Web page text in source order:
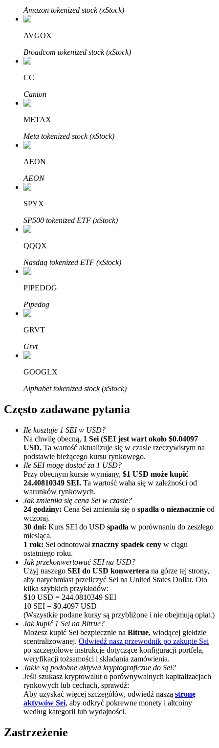
Naucz się stakingu
Dowiedz się, jak uzyskać dochód pasywny
Bitrue
AI
Bitruści Partnerzy
Afiliaci Bitrue
Polecaj
Zaproś przyjaciela, aby otrzymać nagrody pieniężne
BTC Welcome Rewards
BTC Welcome Rewards
Deposit & Trade BTC to Share 25000 USDT prize pool!
Deposit CASHCAT & Win
Amazon tokenized stock (xStock)
AVGOX
Broadcom tokenized stock (xStock)
CC
Canton
METAX
Meta tokenized stock (xStock)
AEON
AEON
SPYX
SP500 tokenized ETF (xStock)
QQQX
Nasdaq tokenized ETF (xStock)
PIPEDOG
Pipedog
GRVT
Grvt
GOOGLX
Alphabet tokenized stock (xStock)
Często zadawane pytania
Ile kosztuje 1 SEI w USD?
Na chwilę obecną, 1 Sei (SEI jest wart około $0.04097
USD. Ta wartość aktualizuje się w czasie rzeczywistym na
podstawie bieżącego kursu rynkowego.
Ile SEI mogę dostać za 1 USD?
Przy obecnym kursie wymiany, $1 USD może kupić
24.40810349 SEI. Ta wartość waha się w zależności od
warunków rynkowych.
Jak zmieniła się cena Sei w czasie?
24 godziny: Cena Sei zmieniła się o spadła o nieznacznie od
wczoraj.
30 dni: Kurs SEI do USD spadła w porównaniu do zeszłego
miesiąca.
1 rok: Sei odnotowałznaczny spadek ceny w ciągu
ostatniego roku.
Jak przekonwertować SEI na USD?
Użyj naszego SEI do USD konwertera na górze tej strony,
aby natychmiast przeliczyć Sei na United States Dollar. Oto
kilka szybkich przykładów:
$10 USD = 244.0810349 SEI
10 SEI = $0.4097 USD
(Wszystkie podane kursy są przybliżone i nie obejmują opłat.)
Jak kupić 1 Sei na Bitrue?
Możesz kupić Sei bezpiecznie na Bitrue, wiodącej giełdzie
scentralizowanej. Odwiedź nasz przewodnik po zakupie Sei
po szczegółowe instrukcje dotyczące konfiguracji portfela,
weryfikacji tożsamości i składania zamówienia.
Jakie są podobne aktywa kryptograficzne do Sei?
Jeśli szukasz kryptowalut o porównywalnych kapitalizacjach
rynkowych lub cechach, sprawdź:
Aby uzyskać więcej szczegółów, odwiedź naszą stronę
aktywów Sei, aby odkryć pokrewne monety i altcoiny
według kategorii lub wydajności.
Zastrzeżenie